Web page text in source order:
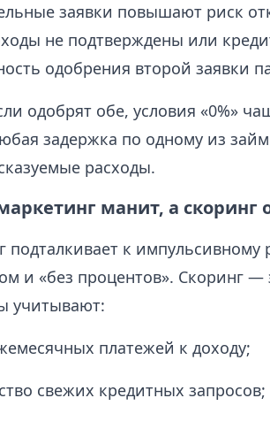
заявки повышают риск
не подтверждены или
одобрения второй заявки
одобрят обе, условия «0%»
задержка по одному из
расходы.
манит, а скоринг
подталкивает к
и «без процентов». Скоринг —
учитывают:
платежей к доходу;
свежих кредитных запросов;